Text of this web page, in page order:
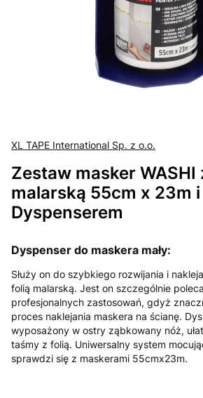
XL TAPE International Sp. z o.o.
Zestaw masker WASHI
malarską 55cm x 23m i
Dyspenserem
Dyspenser do maskera mały:
Służy on do szybkiego rozwijania i
folią malarską. Jest on szczególnie
profesjonalnych zastosowań, gdyż
proces naklejania maskera na ścianę.
wyposażony w ostry ząbkowany nóż,
taśmy z folią. Uniwersalny system
sprawdzi się z maskerami 55cmx23m.